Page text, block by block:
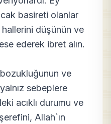
basireti olanlar
hallerini düşünün ve
ederek ibret alın.
ve
sebeplere
acıklı durumu ve
Allah`ın